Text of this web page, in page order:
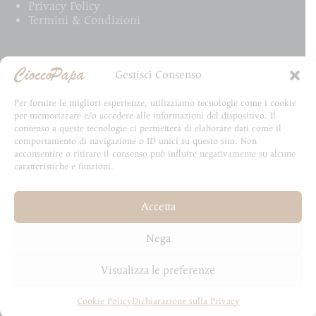
Gestisci Consenso
Per fornire le migliori esperienze, utilizziamo tecnologie come i cookie
per memorizzare e/o accedere alle informazioni del dispositivo. Il
consenso a queste tecnologie ci permetterà di elaborare dati come il
comportamento di navigazione o ID unici su questo sito. Non
acconsentire o ritirare il consenso può influire negativamente su alcune
caratteristiche e funzioni.
Accetta
Nega
Visualizza le preferenze
Cookie PolicyDichiarazione sulla Privacy
Privacy Policy
Termini & Condizioni
Email Newsletter
le novità CioccoPapa
Email
Invia
Copyright © 2026 - Sviluppato da HydraLab